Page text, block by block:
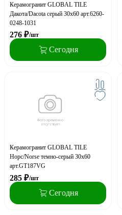
Керамогранит GLOBAL TILE
Дакота/Dacota серый 30x60 арт.6260-
0248-1031
276 ₽/шт
Сегодня
Керамогранит GLOBAL TILE
Норс/Norse темно-серый 30х60
арт.GT187VG
285 ₽/шт
Сегодня